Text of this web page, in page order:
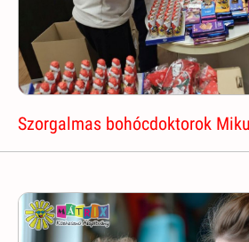
Szorgalmas bohócdoktorok